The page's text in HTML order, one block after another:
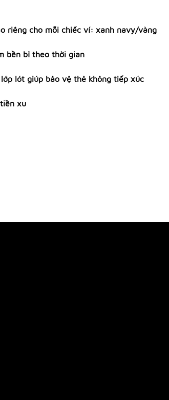
riêng cho mỗi chiếc ví: xanh navy/vàng
bền bỉ theo thời gian
lót giúp bảo vệ thẻ không tiếp xúc
xu